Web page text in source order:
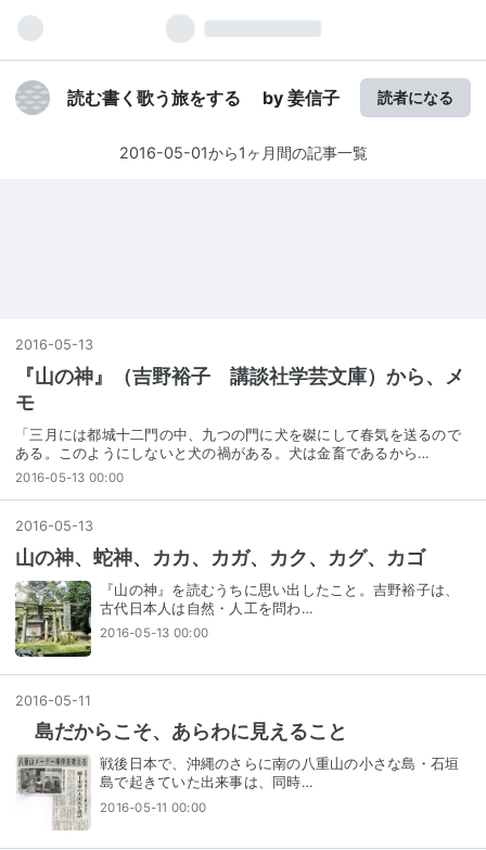
読む書く歌う旅をする by 姜信子 読者になる
2016-05-01から1ヶ月間の記事一覧
2016-05-13
『山の神』（吉野裕子 講談社学芸文庫）から、メ
モ
「三月には都城十二門の中、九つの門に犬を磔にして春気を送るので
ある。このようにしないと犬の禍がある。犬は金畜であるから…
2016-05-13 00:00
2016-05-13
山の神、蛇神、カカ、カガ、カク、カグ、カゴ
『山の神』を読むうちに思い出したこと。吉野裕子は、
古代日本人は自然・人工を問わ…
2016-05-13 00:00
2016-05-11
島だからこそ、あらわに見えること
戦後日本で、沖縄のさらに南の八重山の小さな島・石垣
島で起きていた出来事は、同時…
2016-05-11 00:00